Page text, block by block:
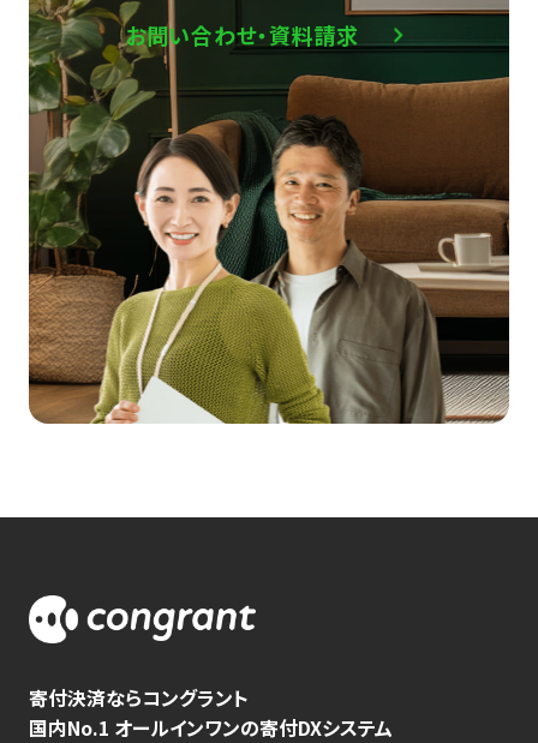
お問い合わせ・資料請求
寄付決済ならコングラント
国内No.1 オールインワンの寄付DXシステム